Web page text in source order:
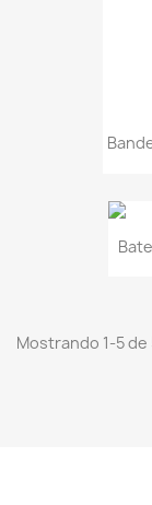
Mostrando 1-5